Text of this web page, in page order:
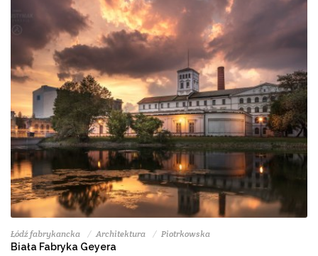
Łódź fabrykancka Architektura Piotrkowska
Biała Fabryka Geyera